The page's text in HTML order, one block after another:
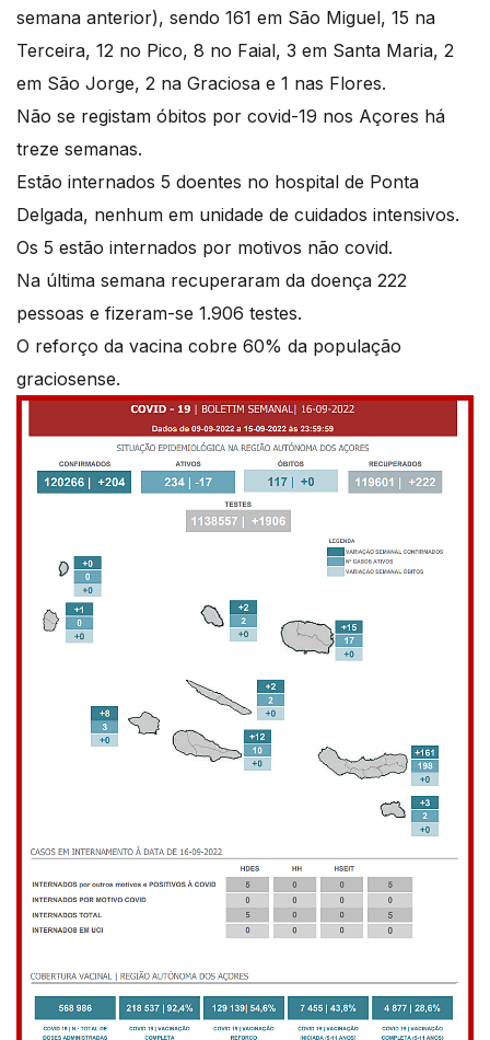
semana anterior), sendo 161 em São Miguel, 15 na
Terceira, 12 no Pico, 8 no Faial, 3 em Santa Maria, 2
em São Jorge, 2 na Graciosa e 1 nas Flores.
Não se registam óbitos por covid-19 nos Açores há
treze semanas.
Estão internados 5 doentes no hospital de Ponta
Delgada, nenhum em unidade de cuidados intensivos.
Os 5 estão internados por motivos não covid.
Na última semana recuperaram da doença 222
pessoas e fizeram-se 1.906 testes.
O reforço da vacina cobre 60% da população
graciosense.